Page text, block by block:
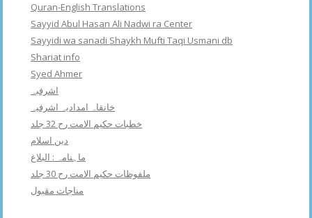
Quran-English Translations
Sayyid Abul Hasan Ali Nadwi ra Center
Sayyidi wa sanadi Shaykh Mufti Taqi Usmani db
Shariat info
Syed Ahmer
اشرفبہ
خانقاہ امدادیہ اشرفیہ
خطبات حکیم الامت رح 32 جلد
دین اسلام
ماہنامہ : البلاغ
ملفوظات حکیم الامت رح 30 جلد
مناجات مقبول